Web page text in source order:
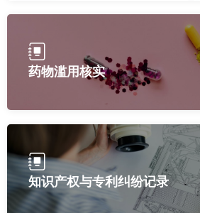
药物滥用核实
知识产权与专利纠纷记录